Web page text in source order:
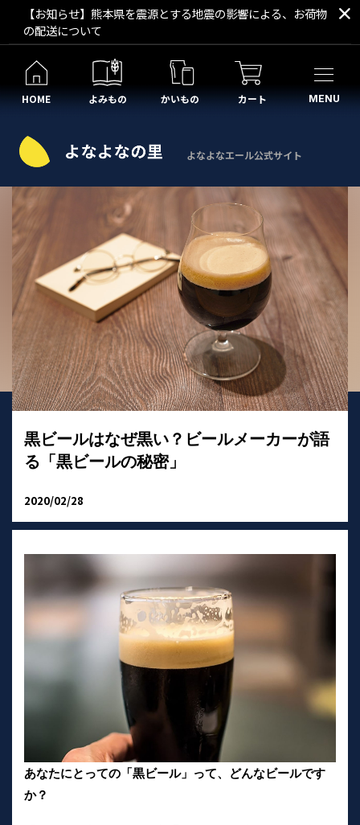
【お知らせ】熊本県を震源とする地震の影響による、お荷物
の配送について
HOME よみもの かいもの カート MENU
よなよなエール公式サイト
黒ビールはなぜ黒い？ビールメーカーが語
る「黒ビールの秘密」
2020/02/28
あなたにとっての「黒ビール」って、どんなビールです
か？